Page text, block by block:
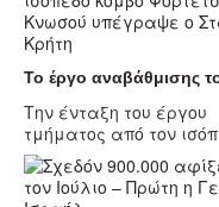
Κρήτη
Το έργο αναβάθμισης
Την ένταξη του έργου
τμήματος από τον